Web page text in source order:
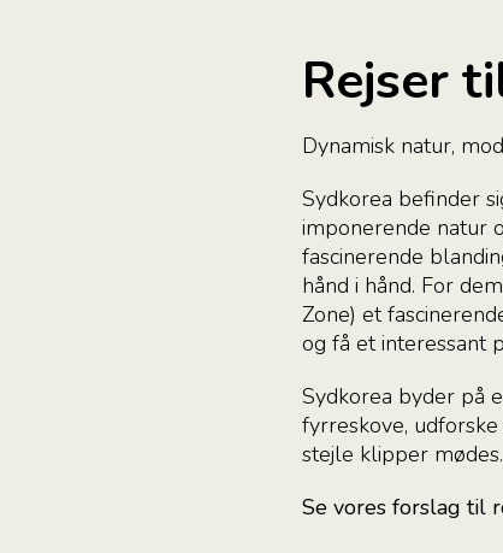
Rejser
Dynamisk natur,
Sydkorea befinder
imponerende natur
fascinerende
hånd i hånd. For
Zone) et
og få et interessant
Sydkorea byder på
fyrreskove,
stejle klipper mødes.
Se vores forslag til